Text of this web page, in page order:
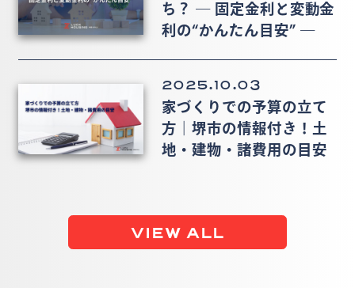
ち？ ― 固定金利と変動金
利の“かんたん目安” ―
2025.10.03
家づくりでの予算の立て
方｜堺市の情報付き！土
地・建物・諸費用の目安
VIEW ALL